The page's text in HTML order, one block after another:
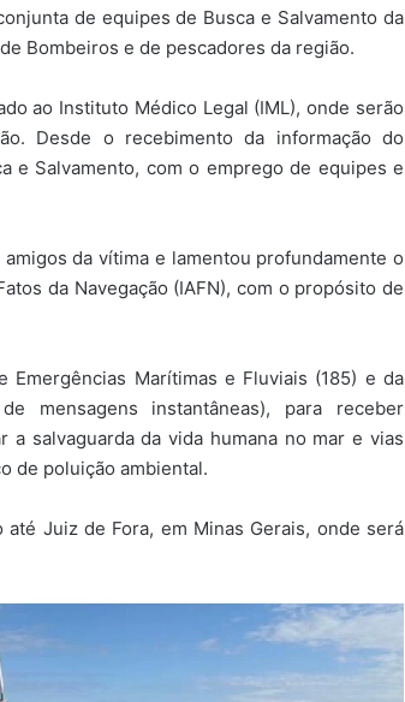
de equipes de Busca e Salvamento da
Bombeiros e de pescadores da região.
ao Instituto Médico Legal (IML), onde serão
Desde o recebimento da informação do
e Salvamento, com o emprego de equipes e
da vítima e lamentou profundamente o
da Navegação (IAFN), com o propósito de
Marítimas e Fluviais (185) e da
mensagens instantâneas), para receber
salvaguarda da vida humana no mar e vias
de poluição ambiental.
Juiz de Fora, em Minas Gerais, onde será